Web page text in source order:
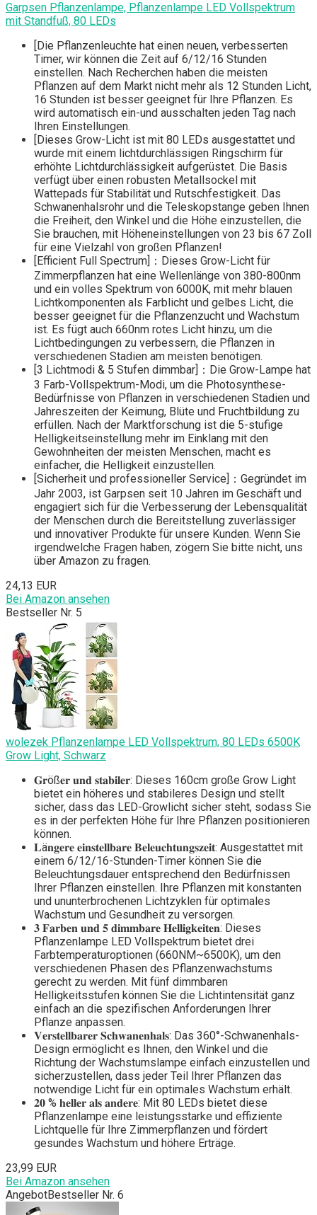
Garpsen Pflanzenlampe, Pflanzenlampe LED Vollspektrum
mit Standfuß, 80 LEDs
[Die Pflanzenleuchte hat einen neuen, verbesserten
Timer, wir können die Zeit auf 6/12/16 Stunden
einstellen. Nach Recherchen haben die meisten
Pflanzen auf dem Markt nicht mehr als 12 Stunden Licht,
16 Stunden ist besser geeignet für Ihre Pflanzen. Es
wird automatisch ein-und ausschalten jeden Tag nach
Ihren Einstellungen.
[Dieses Grow-Licht ist mit 80 LEDs ausgestattet und
wurde mit einem lichtdurchlässigen Ringschirm für
erhöhte Lichtdurchlässigkeit aufgerüstet. Die Basis
verfügt über einen robusten Metallsockel mit
Wattepads für Stabilität und Rutschfestigkeit. Das
Schwanenhalsrohr und die Teleskopstange geben Ihnen
die Freiheit, den Winkel und die Höhe einzustellen, die
Sie brauchen, mit Höheneinstellungen von 23 bis 67 Zoll
für eine Vielzahl von großen Pflanzen!
[Efficient Full Spectrum]：Dieses Grow-Licht für
Zimmerpflanzen hat eine Wellenlänge von 380-800nm
und ein volles Spektrum von 6000K, mit mehr blauen
Lichtkomponenten als Farblicht und gelbes Licht, die
besser geeignet für die Pflanzenzucht und Wachstum
ist. Es fügt auch 660nm rotes Licht hinzu, um die
Lichtbedingungen zu verbessern, die Pflanzen in
verschiedenen Stadien am meisten benötigen.
[3 Lichtmodi & 5 Stufen dimmbar]：Die Grow-Lampe hat
3 Farb-Vollspektrum-Modi, um die Photosynthese-
Bedürfnisse von Pflanzen in verschiedenen Stadien und
Jahreszeiten der Keimung, Blüte und Fruchtbildung zu
erfüllen. Nach der Marktforschung ist die 5-stufige
Helligkeitseinstellung mehr im Einklang mit den
Gewohnheiten der meisten Menschen, macht es
einfacher, die Helligkeit einzustellen.
[Sicherheit und professioneller Service]：Gegründet im
Jahr 2003, ist Garpsen seit 10 Jahren im Geschäft und
engagiert sich für die Verbesserung der Lebensqualität
der Menschen durch die Bereitstellung zuverlässiger
und innovativer Produkte für unsere Kunden. Wenn Sie
irgendwelche Fragen haben, zögern Sie bitte nicht, uns
über Amazon zu fragen.
24,13 EUR
Bei Amazon ansehen
Bestseller Nr. 5
wolezek Pflanzenlampe LED Vollspektrum, 80 LEDs 6500K
Grow Light, Schwarz
𝐆𝐫öß𝐞𝐫 𝐮𝐧𝐝 𝐬𝐭𝐚𝐛𝐢𝐥𝐞𝐫: Dieses 160cm große Grow Light
bietet ein höheres und stabileres Design und stellt
sicher, dass das LED-Growlicht sicher steht, sodass Sie
es in der perfekten Höhe für Ihre Pflanzen positionieren
können.
𝐋ä𝐧𝐠𝐞𝐫𝐞 𝐞𝐢𝐧𝐬𝐭𝐞𝐥𝐥𝐛𝐚𝐫𝐞 𝐁𝐞𝐥𝐞𝐮𝐜𝐡𝐭𝐮𝐧𝐠𝐬𝐳𝐞𝐢𝐭: Ausgestattet mit
einem 6/12/16-Stunden-Timer können Sie die
Beleuchtungsdauer entsprechend den Bedürfnissen
Ihrer Pflanzen einstellen. Ihre Pflanzen mit konstanten
und ununterbrochenen Lichtzyklen für optimales
Wachstum und Gesundheit zu versorgen.
𝟑 𝐅𝐚𝐫𝐛𝐞𝐧 𝐮𝐧𝐝 𝟓 𝐝𝐢𝐦𝐦𝐛𝐚𝐫𝐞 𝐇𝐞𝐥𝐥𝐢𝐠𝐤𝐞𝐢𝐭𝐞𝐧: Dieses
Pflanzenlampe LED Vollspektrum bietet drei
Farbtemperaturoptionen (660NM~6500K), um den
verschiedenen Phasen des Pflanzenwachstums
gerecht zu werden. Mit fünf dimmbaren
Helligkeitsstufen können Sie die Lichtintensität ganz
einfach an die spezifischen Anforderungen Ihrer
Pflanze anpassen.
𝐕𝐞𝐫𝐬𝐭𝐞𝐥𝐥𝐛𝐚𝐫𝐞𝐫 𝐒𝐜𝐡𝐰𝐚𝐧𝐞𝐧𝐡𝐚𝐥𝐬: Das 360°-Schwanenhals-
Design ermöglicht es Ihnen, den Winkel und die
Richtung der Wachstumslampe einfach einzustellen und
sicherzustellen, dass jeder Teil Ihrer Pflanzen das
notwendige Licht für ein optimales Wachstum erhält.
𝟐𝟎 % 𝐡𝐞𝐥𝐥𝐞𝐫 𝐚𝐥𝐬 𝐚𝐧𝐝𝐞𝐫𝐞: Mit 80 LEDs bietet diese
Pflanzenlampe eine leistungsstarke und effiziente
Lichtquelle für Ihre Zimmerpflanzen und fördert
gesundes Wachstum und höhere Erträge.
23,99 EUR
Bei Amazon ansehen
AngebotBestseller Nr. 6